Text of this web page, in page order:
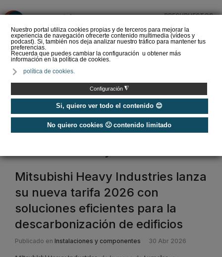
Nuestro portal utiliza cookies propias y de terceros para mejorar la
experiencia de navegación ofrecerte contenido multimedia (vídeos y
podcast). Si, también nos deja analizar nuestro tráfico para mantener tus
preferencias.
Recuerda que puedes cambiar la configuración u obtener más
información en la política de cookies.
política de cookies.
Configuración ◮
Si, quiero ver todo el contenido 😊
No quiero cookies 🙁 contenido limitado
PRESUPUESTOS
del Amperio (Episodio 3)
Etiquetas / mitsubishi heavy industries
Mitsubishi Heavy Industries lanza
su nueva tarifa 2026 con
soluciones eficientes para la
descarbonización de edificios
Publicado en Instalaciones y componentes 30 Abr 2026